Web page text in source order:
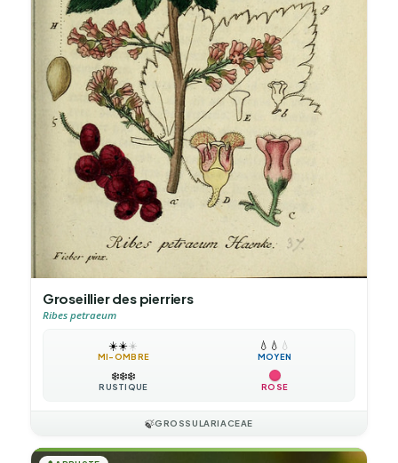
Groseillier des pierriers
Ribes petraeum
☀️☀️☀️
MI-OMBRE
💧 💧 💧
MOYEN
❄️❄️❄️
RUSTIQUE ROSE
🍃GROSSULARIACEAE